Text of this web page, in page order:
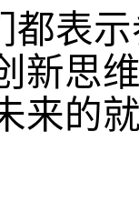
都表
新思
来的